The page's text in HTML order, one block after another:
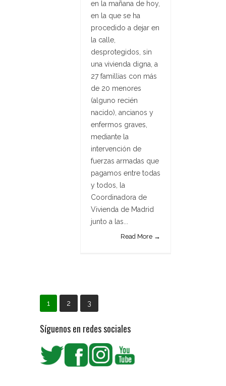
en la mañana de hoy,
en la que se ha
procedido a dejar en
la calle,
desprotegidos, sin
una vivienda digna, a
27 famillias con más
de 20 menores
(alguno recién
nacido), ancianos y
enfermos graves,
mediante la
intervención de
fuerzas armadas que
pagamos entre todas
y todos, la
Coordinadora de
Vivienda de Madrid
junto a las...
Read More →
1 2 3
Síguenos en redes sociales